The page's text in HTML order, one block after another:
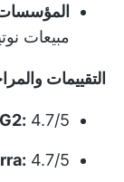
مبيعات
التقييمات
G2: 4.7/5 (أكثر من 4,800 تقييم)
4.7/5 (أكثر من 1900 تقييم)